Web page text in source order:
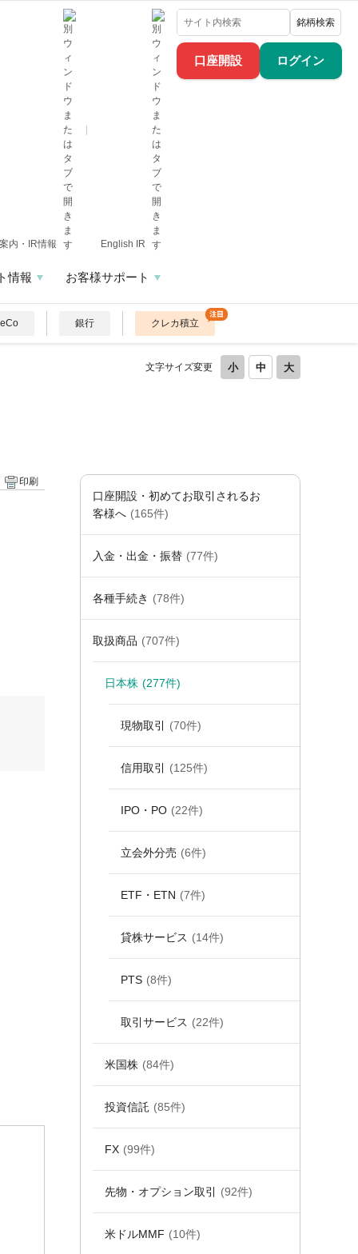
口座開設 ログイン
内・IR情報 English IR
銘柄検索
情報 お客様サポート
銀行 クレカ積立
文字サイズ変更
口座開設・初めてお取引されるお
客様へ (165件)
入金・出金・振替 (77件)
各種手続き (78件)
取扱商品 (707件)
日本株 (277件)
現物取引 (70件)
信用取引 (125件)
IPO・PO (22件)
立会外分売 (6件)
ETF・ETN (7件)
貸株サービス (14件)
PTS (8件)
取引サービス (22件)
米国株 (84件)
投資信託 (85件)
FX (99件)
先物・オプション取引 (92件)
米ドルMMF (10件)
印刷